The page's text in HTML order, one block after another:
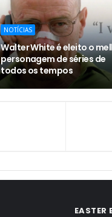
NOTÍCIAS
Walter White é eleito o
personagem de séries de
todos os tempos
EASTER